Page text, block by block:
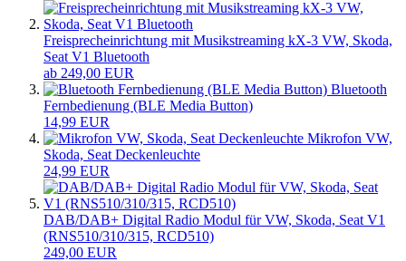
Freisprecheinrichtung mit Musikstreaming kX-3 VW, Skoda,
Seat V1 Bluetooth
ab 249,00 EUR
Bluetooth
Fernbedienung (BLE Media Button)
14,99 EUR
Mikrofon VW,
Skoda, Seat Deckenleuchte
24,99 EUR
DAB/DAB+ Digital Radio Modul für VW, Skoda, Seat V1
(RNS510/310/315, RCD510)
249,00 EUR